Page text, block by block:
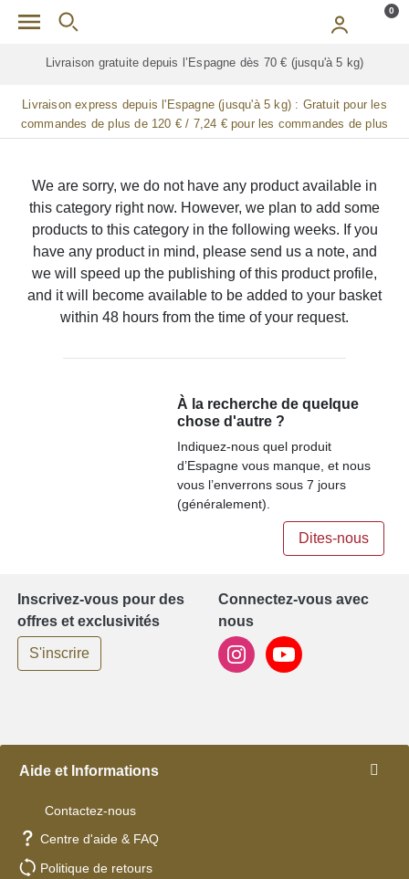
Skip to main content 0
Livraison gratuite depuis l’Espagne dès 70 € (jusqu'à 5 kg)
Livraison express depuis l'Espagne (jusqu'à 5 kg) : Gratuit pour les
commandes de plus de 120 € / 7,24 € pour les commandes de plus
de 90 € / 14,48 € pour les commandes de plus de 60 € / 21,72 € pour
We are sorry, we do not have any product available in
this category right now. However, we plan to add some
products to this category in the following weeks. If you
have any product in mind, please send us a note, and
we will speed up the publishing of this product profile,
and it will become available to be added to your basket
within 48 hours from the time of your request.
À la recherche de quelque
chose d'autre ?
Indiquez-nous quel produit
d’Espagne vous manque, et nous
vous l’enverrons sous 7 jours
(généralement).
Dites-nous
Inscrivez-vous pour des
offres et exclusivités
S'inscrire
Connectez-vous avec
nous
Aide et Informations
Contactez-nous
Centre d'aide & FAQ
Politique de retours